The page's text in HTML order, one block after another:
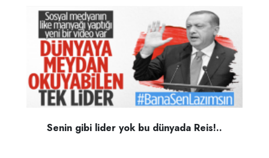
Senin gibi lider yok bu dünyada Reis!..